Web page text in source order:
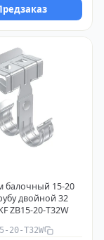
балочный 15-20
двойной 32
ZB15-20-T32W
20-T32W